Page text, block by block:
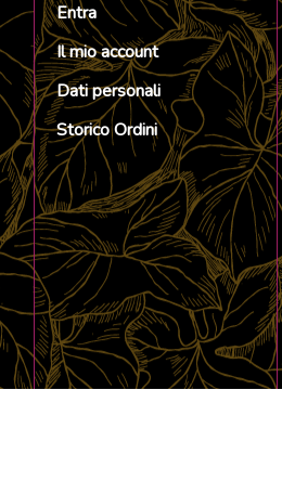
Entra
Il mio account
Dati personali
Storico Ordini